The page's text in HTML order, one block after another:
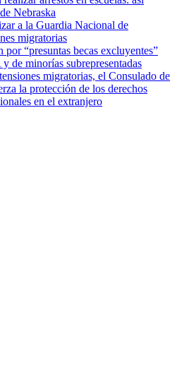
Nebraska
a la Guardia Nacional de
migratorias
“presuntas becas excluyentes”
de minorías subrepresentadas
migratorias, el Consulado de
la protección de los derechos
en el extranjero